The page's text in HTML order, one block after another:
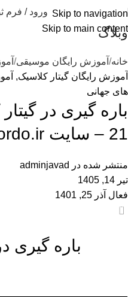
Skip to navigation
Skip to main content
ورود / فرم
وبلاگ
خانه آموزش رایگان موسیقی
آموزش رایگان گیتار کلاسیک,
های جهانی
باره گیری در
21 – سایت Dordo.ir
منتشر شده در
adminjavad
تیر 14, 1405
فعال آذر 25, 1401
0
باره گیری